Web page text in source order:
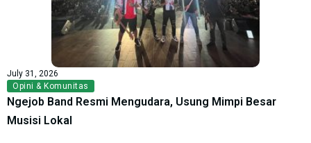
July 31, 2026
Opini & Komunitas
Ngejob Band Resmi Mengudara, Usung Mimpi Besar
Musisi Lokal